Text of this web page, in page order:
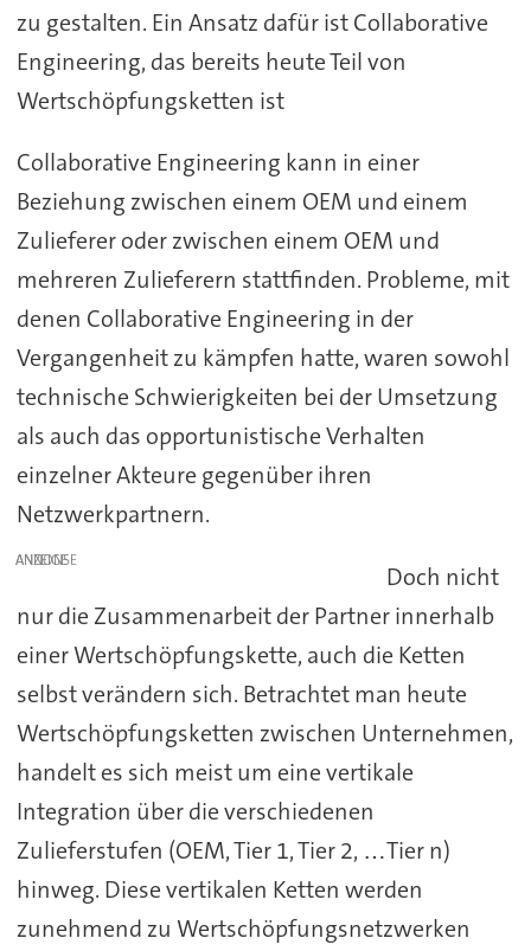
zu gestalten. Ein Ansatz dafür ist Collaborative
Engineering, das bereits heute Teil von
Wertschöpfungsketten ist
Collaborative Engineering kann in einer
Beziehung zwischen einem OEM und einem
Zulieferer oder zwischen einem OEM und
mehreren Zulieferern stattfinden. Probleme, mit
denen Collaborative Engineering in der
Vergangenheit zu kämpfen hatte, waren sowohl
technische Schwierigkeiten bei der Umsetzung
als auch das opportunistische Verhalten
einzelner Akteure gegenüber ihren
Netzwerkpartnern.
ANZEIGE
Doch nicht
nur die Zusammenarbeit der Partner innerhalb
einer Wertschöpfungskette, auch die Ketten
selbst verändern sich. Betrachtet man heute
Wertschöpfungsketten zwischen Unternehmen,
handelt es sich meist um eine vertikale
Integration über die verschiedenen
Zulieferstufen (OEM, Tier 1, Tier 2, …Tier n)
hinweg. Diese vertikalen Ketten werden
zunehmend zu Wertschöpfungsnetzwerken